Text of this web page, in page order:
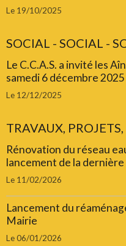
Le 19/10/2025
SOCIAL - SOCIAL -
Le C.C.A.S. a invité les
samedi 6 décembre 2025
Le 12/12/2025
TRAVAUX,
Rénovation du réseau
lancement de la
Le 11/02/2026
Lancement du
Mairie
Le 06/01/2026